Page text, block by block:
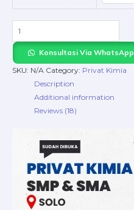
Konsultasi Via WhatsApp
SKU: N/A Category: Privat Kimia
Description
Additional information
Reviews (18)